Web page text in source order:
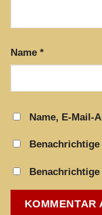
Name *
Name, E-Mail-